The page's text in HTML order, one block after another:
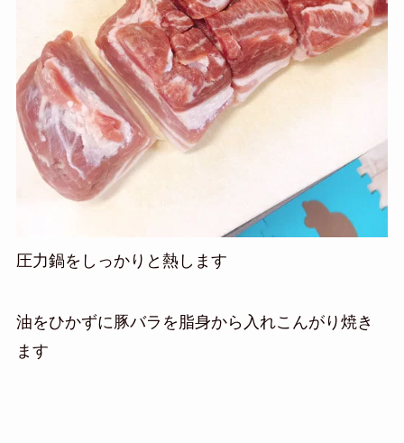
圧力鍋をしっかりと熱します
油をひかずに豚バラを脂身から入れこんがり焼き
ます